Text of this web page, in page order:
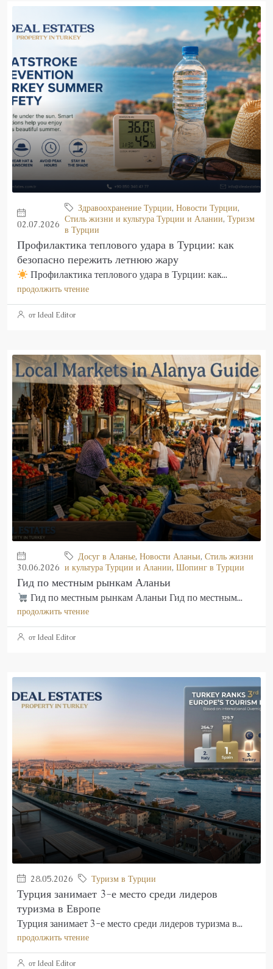
02.07.2026
Здравоохранение Турции, Новости Турции,
Стиль жизни и культура Турции и Алании, Туризм
в Турции
Профилактика теплового удара в Турции: как
безопасно пережить летнюю жару
Профилактика теплового удара в Турции: как...
продолжить чтение
от Ideal Editor
30.06.2026
Досуг в Аланье, Новости Аланьи, Стиль жизни
и культура Турции и Алании, Шопинг в Турции
Гид по местным рынкам Аланьи
Гид по местным рынкам Аланьи Гид по местным...
продолжить чтение
от Ideal Editor
28.05.2026 Туризм в Турции
Турция занимает 3-е место среди лидеров
туризма в Европе
Турция занимает 3-е место среди лидеров туризма в...
продолжить чтение
от Ideal Editor